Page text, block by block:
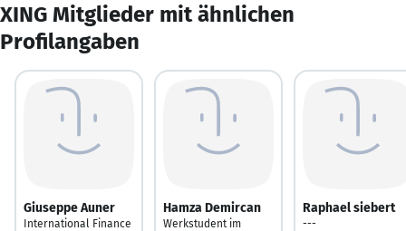
XING Mitglieder mit ähnlichen
Profilangaben
Giuseppe Auner
International Finance
Hamza Demircan
Werkstudent im
Raphael siebert
---